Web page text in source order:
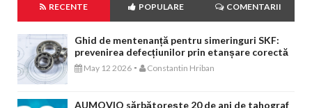
RECENTE POPULARE COMENTARII
Ghid de mentenanță pentru simeringuri SKF:
prevenirea defecțiunilor prin etanșare corectă
May 12 2026 - Constantin Hriban
AUMOVIO sărbătorește 20 de ani de tahograf